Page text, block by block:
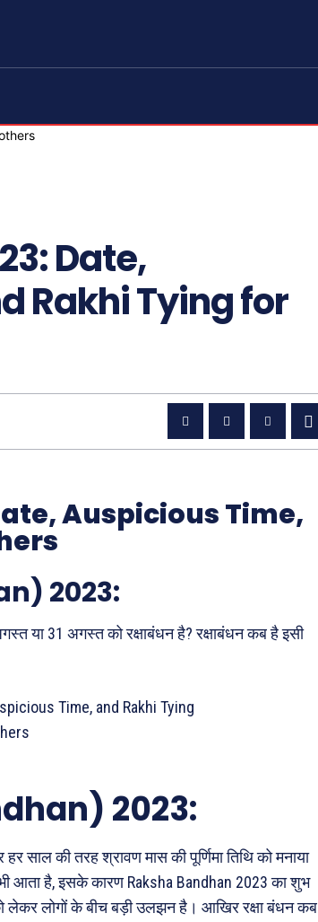
Date,
Rakhi Tying for
Auspicious Time,
2023:
या 31 अगस्त को रक्षाबंधन है? रक्षाबंधन कब है इसी
2023:
साल की तरह श्रावण मास की पूर्णिमा तिथि को मनाया
आता है, इसके कारण Raksha Bandhan 2023 का शुभ
लेकर लोगों के बीच बड़ी उलझन है। आखिर रक्षा बंधन कब